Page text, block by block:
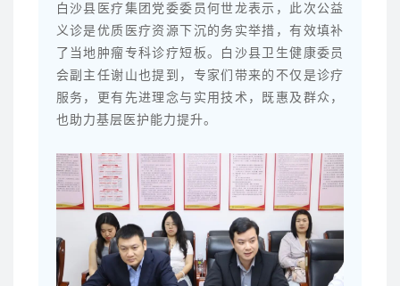
白沙县医疗集团党委委员何世龙表示，此次公益
义诊是优质医疗资源下沉的务实举措，有效填补
了当地肿瘤专科诊疗短板。白沙县卫生健康委员
会副主任谢山也提到，专家们带来的不仅是诊疗
服务，更有先进理念与实用技术，既惠及群众，
也助力基层医护能力提升。